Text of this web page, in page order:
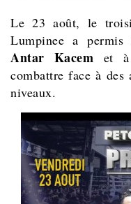
Le 23 août, le
Lumpinee a permis
Antar Kacem et
combattre face à des
niveaux.